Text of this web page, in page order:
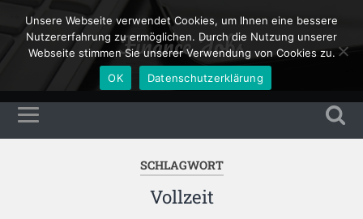
Finance Jobs
SCHLAGWORT
Vollzeit
Unsere Webseite verwendet Cookies, um Ihnen eine bessere
Nutzererfahrung zu ermöglichen. Durch die Nutzung unserer
Webseite stimmen Sie unserer Verwendung von Cookies zu.
OK
Datenschutzerklärung